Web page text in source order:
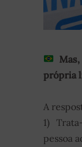
própria
A
1)
pessoa